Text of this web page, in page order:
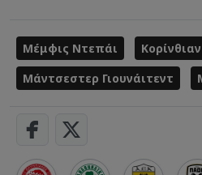
Μέμφις Ντεπάι
Μάντσεστερ Γιουνάιτεντ